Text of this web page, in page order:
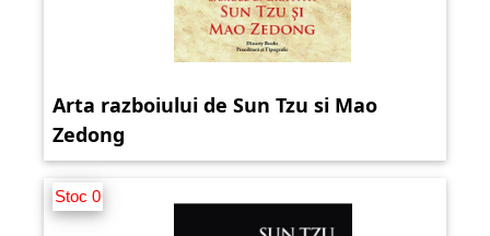
Arta razboiului de Sun Tzu si Mao
Zedong
Stoc 0